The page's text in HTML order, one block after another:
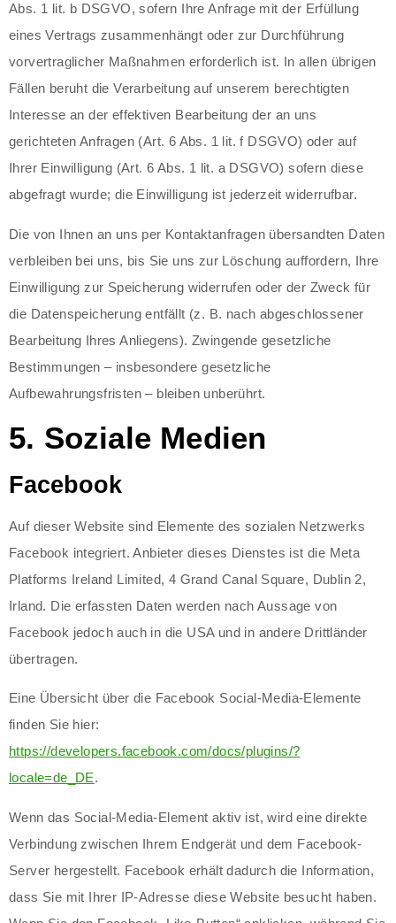
Abs. 1 lit. b DSGVO, sofern Ihre Anfrage mit der Erfüllung
eines Vertrags zusammenhängt oder zur Durchführung
vorvertraglicher Maßnahmen erforderlich ist. In allen übrigen
Fällen beruht die Verarbeitung auf unserem berechtigten
Interesse an der effektiven Bearbeitung der an uns
gerichteten Anfragen (Art. 6 Abs. 1 lit. f DSGVO) oder auf
Ihrer Einwilligung (Art. 6 Abs. 1 lit. a DSGVO) sofern diese
abgefragt wurde; die Einwilligung ist jederzeit widerrufbar.
Die von Ihnen an uns per Kontaktanfragen übersandten Daten
verbleiben bei uns, bis Sie uns zur Löschung auffordern, Ihre
Einwilligung zur Speicherung widerrufen oder der Zweck für
die Datenspeicherung entfällt (z. B. nach abgeschlossener
Bearbeitung Ihres Anliegens). Zwingende gesetzliche
Bestimmungen – insbesondere gesetzliche
Aufbewahrungsfristen – bleiben unberührt.
5. Soziale Medien
Facebook
Auf dieser Website sind Elemente des sozialen Netzwerks
Facebook integriert. Anbieter dieses Dienstes ist die Meta
Platforms Ireland Limited, 4 Grand Canal Square, Dublin 2,
Irland. Die erfassten Daten werden nach Aussage von
Facebook jedoch auch in die USA und in andere Drittländer
übertragen.
Eine Übersicht über die Facebook Social-Media-Elemente
finden Sie hier:
https://developers.facebook.com/docs/plugins/?
locale=de_DE.
Wenn das Social-Media-Element aktiv ist, wird eine direkte
Verbindung zwischen Ihrem Endgerät und dem Facebook-
Server hergestellt. Facebook erhält dadurch die Information,
dass Sie mit Ihrer IP-Adresse diese Website besucht haben.